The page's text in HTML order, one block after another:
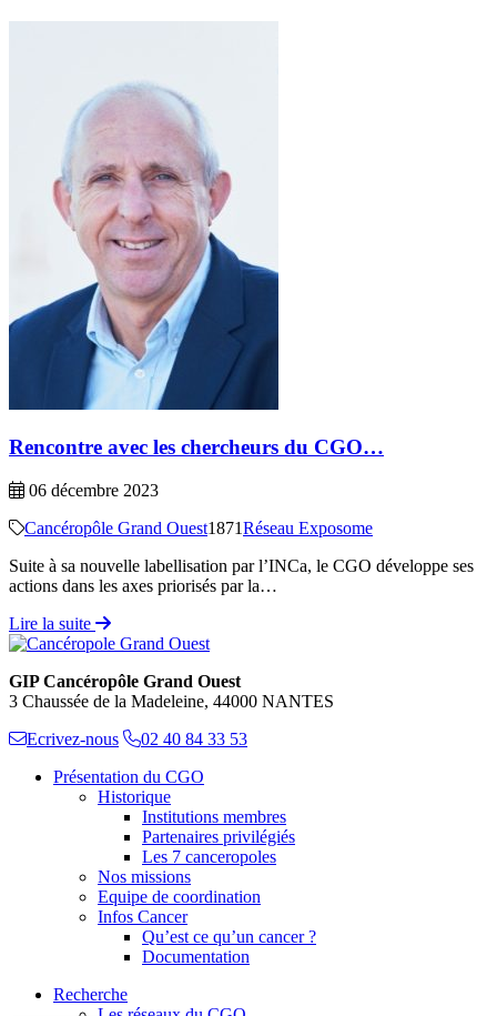
Rencontre avec les chercheurs du CGO…
06 décembre 2023
Cancéropôle Grand Ouest1871Réseau Exposome
Suite à sa nouvelle labellisation par l’INCa, le CGO développe ses
actions dans les axes priorisés par la…
Lire la suite
GIP Cancéropôle Grand Ouest
3 Chaussée de la Madeleine, 44000 NANTES
Ecrivez-nous
02 40 84 33 53
Présentation du CGO
Historique
Institutions membres
Partenaires privilégiés
Les 7 canceropoles
Nos missions
Equipe de coordination
Infos Cancer
Qu’est ce qu’un cancer ?
Documentation
Recherche